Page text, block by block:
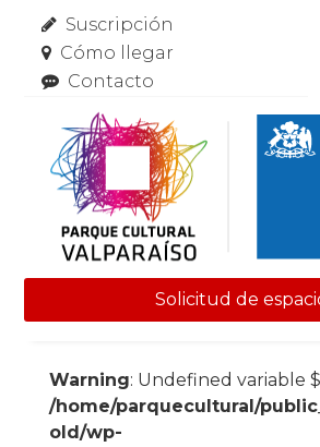
Suscripción
Cómo llegar
Contacto
Solicitud de
Warning: Undefined variable
/home/parquecultural/
old/wp-